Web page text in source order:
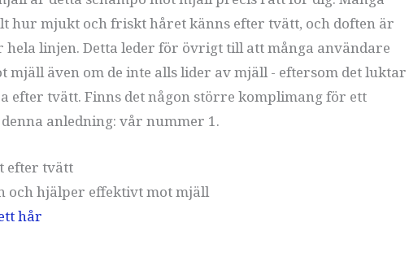
hur mjukt och friskt håret känns efter tvätt, och doften är
hela linjen. Detta leder för övrigt till att många användare
mjäll även om de inte alls lider av mjäll - eftersom det luktar
efter tvätt. Finns det någon större komplimang för ett
anledning: vår nummer 1.
efter tvätt
och hjälper effektivt mot mjäll
hår